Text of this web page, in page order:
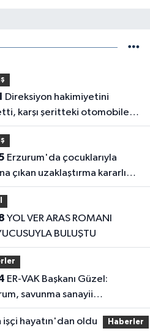
karşı şeritteki otomobile
çıkan uzaklaştırma kararlı
edildi
BULUŞTU
savunma sanayii
daha güçlü şekilde
Haberler